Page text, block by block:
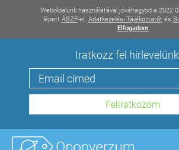
Weboldalunk használatával jóváhagyod a
lépett ÁSZF-et, Adatkezelési Tájékoztatót és
Elfogadom
Iratkozz fel